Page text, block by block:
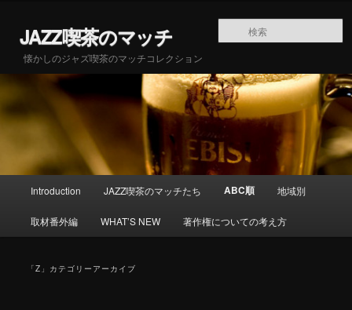
JAZZ喫茶のマッチ
懐かしのジャズ喫茶のマッチコレクション
Introduction JAZZ喫茶のマッチたち ABC順 地域別
取材番外編 WHAT’S NEW 著作権についての考え方
「Z 」カテゴリーアーカイブ